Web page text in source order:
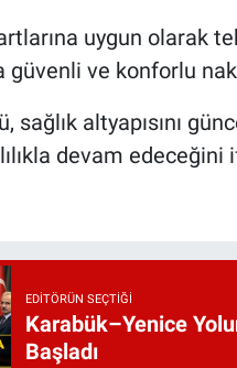
uygun olarak
güvenli ve konforlu
sağlık altyapısını
devam edeceğini
EDITÖRÜN SEÇTIĞI
Karabük–Yenice
Başladı